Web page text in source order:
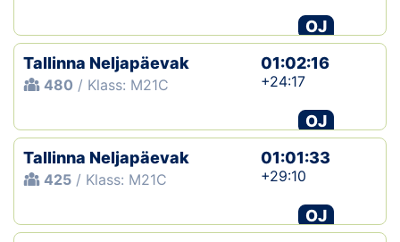
OJ
Tallinna Neljapäevak
480 / Klass: M21C
01:02:16
+24:17
OJ
Tallinna Neljapäevak
425 / Klass: M21C
01:01:33
+29:10
OJ